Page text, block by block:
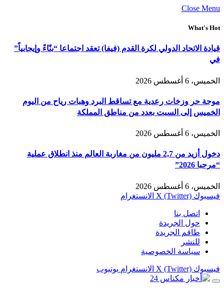
Close Menu
What's Hot
قيادة الاتحاد الدولي لكرة القدم (فيفا) تعقد اجتماعا “بنّاءً وإيجابياً”
في
الخميس، 6 أغسطس 2026
موجة حر وزخات رعدية مع تساقط البرد وهبات رياح من اليوم
الخميس إلى السبت بعدد من مناطق المملكة
الخميس، 6 أغسطس 2026
دخول أزيد من 2,7 مليون من مغاربة العالم منذ انطلاق عملية
“مرحبا 2026”
الخميس، 6 أغسطس 2026
فيسبوك X (Twitter) الانستغرام
اتصل بنا
حول الجريدة
طاقم الجريدة
للنشر
سياسة الخصوصية
فيسبوك X (Twitter) الانستغرام يوتيوب